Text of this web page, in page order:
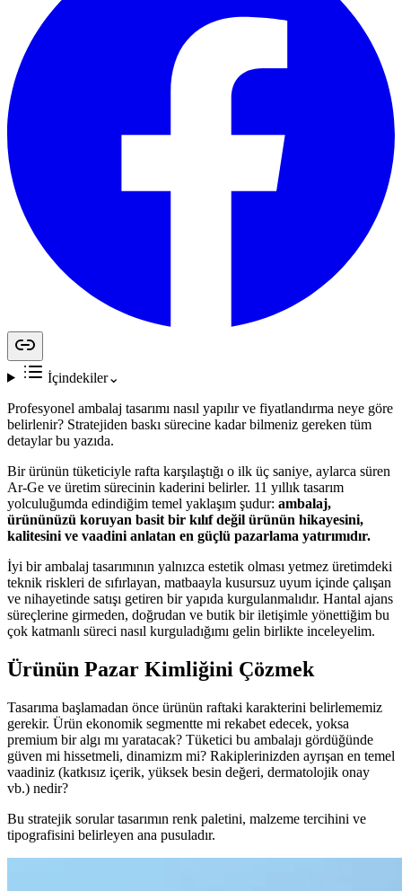
İçindekiler⌄
Profesyonel ambalaj tasarımı nasıl yapılır ve fiyatlandırma neye göre
belirlenir? Stratejiden baskı sürecine kadar bilmeniz gereken tüm
detaylar bu yazıda.
Bir ürünün tüketiciyle rafta karşılaştığı o ilk üç saniye, aylarca süren
Ar-Ge ve üretim sürecinin kaderini belirler. 11 yıllık tasarım
yolculuğumda edindiğim temel yaklaşım şudur: ambalaj,
ürününüzü koruyan basit bir kılıf değil ürünün hikayesini,
kalitesini ve vaadini anlatan en güçlü pazarlama yatırımıdır.
İyi bir ambalaj tasarımının yalnızca estetik olması yetmez üretimdeki
teknik riskleri de sıfırlayan, matbaayla kusursuz uyum içinde çalışan
ve nihayetinde satışı getiren bir yapıda kurgulanmalıdır. Hantal ajans
süreçlerine girmeden, doğrudan ve butik bir iletişimle yönettiğim bu
çok katmanlı süreci nasıl kurguladığımı gelin birlikte inceleyelim.
Ürünün Pazar Kimliğini Çözmek
Tasarıma başlamadan önce ürünün raftaki karakterini belirlememiz
gerekir. Ürün ekonomik segmentte mi rekabet edecek, yoksa
premium bir algı mı yaratacak? Tüketici bu ambalajı gördüğünde
güven mi hissetmeli, dinamizm mi? Rakiplerinizden ayrışan en temel
vaadiniz (katkısız içerik, yüksek besin değeri, dermatolojik onay
vb.) nedir?
Bu stratejik sorular tasarımın renk paletini, malzeme tercihini ve
tipografisini belirleyen ana pusuladır.